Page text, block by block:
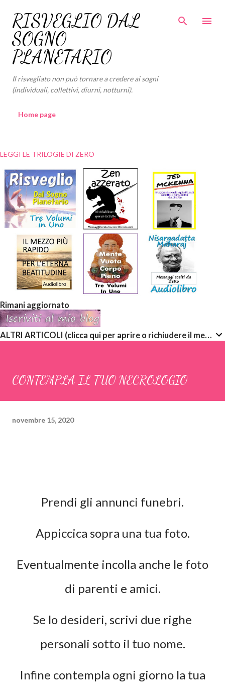
Passa ai contenuti principali
RISVEGLIO DAL
SOGNO
PLANETARIO
Il risvegliato non può tornare a credere ai sogni
(individuali, collettivi, diurni, notturni).
Home page
LEGGI LE TRILOGIE DI ZERO
Rimani aggiornato
ALTRI ARTICOLI (clicca qui per aprire o richiudere il menù a discesa)
CONTEMPLA IL TUO NECROLOGIO
novembre 15, 2020
Prendi gli annunci funebri.
Appiccica sopra una tua foto.
Eventualmente incolla anche le foto
di parenti e amici.
Se lo desideri, scrivi due righe
personali sotto il tuo nome.
Infine contempla ogni giorno la tua